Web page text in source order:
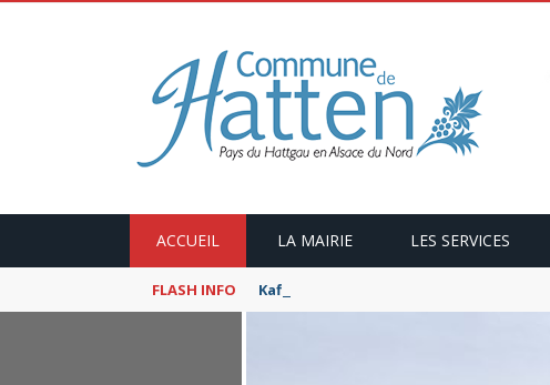
ACCUEIL LA MAIRIE LES SERVICES
FLASH INFO Kaffeekranzel : Le Maroc en camping-